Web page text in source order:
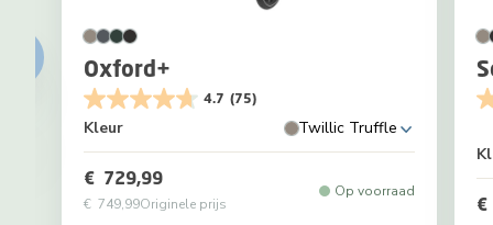
Oxford+
4.7 (75)
Kleur Twillic Truffle
€ 729,99
€ 749,99Originele prijs
Op voorraad
€